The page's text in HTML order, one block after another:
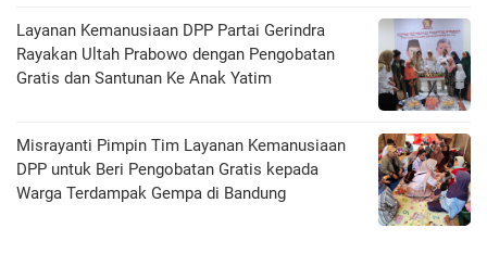
Layanan Kemanusiaan DPP Partai Gerindra
Rayakan Ultah Prabowo dengan Pengobatan
Gratis dan Santunan Ke Anak Yatim
Misrayanti Pimpin Tim Layanan Kemanusiaan
DPP untuk Beri Pengobatan Gratis kepada
Warga Terdampak Gempa di Bandung